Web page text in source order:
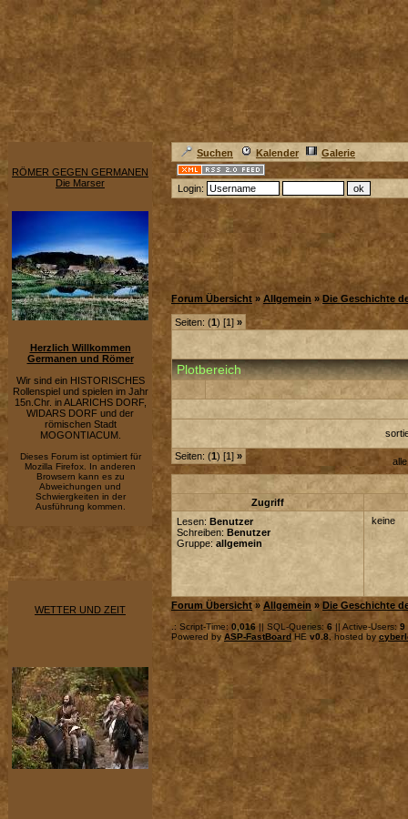
RÖMER GEGEN GERMANEN
Die Marser
Herzlich Willkommen
Germanen und Römer
Wir sind ein HISTORISCHES
Rollenspiel und spielen im Jahr
15n.Chr. in ALARICHS DORF,
WIDARS DORF und der
römischen Stadt
MOGONTIACUM.
Dieses Forum ist optimiert für
Mozilla Firefox. In anderen
Browsern kann es zu
Abweichungen und
Schwiergkeiten in der
Ausführung kommen.
WETTER UND ZEIT
Suchen Kalender Galerie
Login:
Forum Übersicht » Allgemein » Die Geschichte
Seiten: (1) [1] »
Plotbereich
Seiten: (1) [1] »
Zugriff
Lesen: Benutzer
Schreiben: Benutzer
Gruppe: allgemein
keine
Forum Übersicht » Allgemein » Die Geschichte
.: Script-Time: 0,016 || SQL-Queries: 6 || Active-Users: 9
Powered by ASP-FastBoardHE v0.8 , hosted by